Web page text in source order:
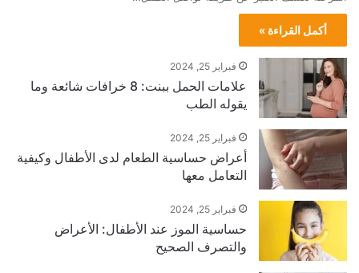
أكمل القراءة »
فبراير 25, 2024
علامات الحمل ببنت: 8 خرافات شائعة وما
يقوله الطب
فبراير 25, 2024
أعراض حساسية الطعام لدى الأطفال وكيفية
التعامل معها
فبراير 25, 2024
حساسية الموز عند الأطفال: الأعراض
والتصرف الصحيح